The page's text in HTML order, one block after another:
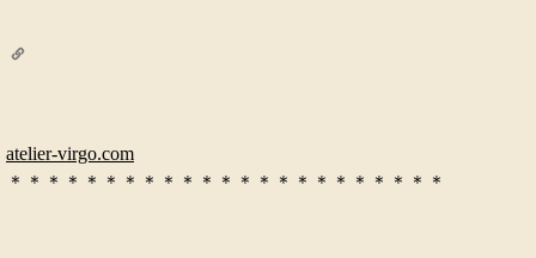
atelier-virgo.com
＊＊＊＊＊＊＊＊＊＊＊＊＊＊＊＊＊＊＊＊＊＊＊